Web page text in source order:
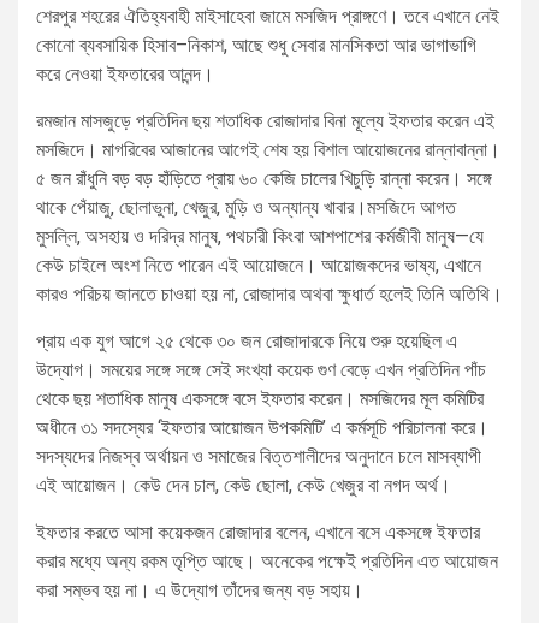
শেরপুর শহরের ঐতিহ্যবাহী মাইসাহেবা জামে মসজিদ প্রাঙ্গণে। তবে এখানে নেই
কোনো ব্যবসায়িক হিসাব–নিকাশ, আছে শুধু সেবার মানসিকতা আর ভাগাভাগি
করে নেওয়া ইফতারের আনন্দ।
রমজান মাসজুড়ে প্রতিদিন ছয় শতাধিক রোজাদার বিনা মূল্যে ইফতার করেন এই
মসজিদে। মাগরিবের আজানের আগেই শেষ হয় বিশাল আয়োজনের রান্নাবান্না।
৫ জন রাঁধুনি বড় বড় হাঁড়িতে প্রায় ৬০ কেজি চালের খিচুড়ি রান্না করেন। সঙ্গে
থাকে পেঁয়াজু, ছোলাভুনা, খেজুর, মুড়ি ও অন্যান্য খাবার।মসজিদে আগত
মুসল্লি, অসহায় ও দরিদ্র মানুষ, পথচারী কিংবা আশপাশের কর্মজীবী মানুষ—যে
কেউ চাইলে অংশ নিতে পারেন এই আয়োজনে। আয়োজকদের ভাষ্য, এখানে
কারও পরিচয় জানতে চাওয়া হয় না, রোজাদার অথবা ক্ষুধার্ত হলেই তিনি অতিথি।
প্রায় এক যুগ আগে ২৫ থেকে ৩০ জন রোজাদারকে নিয়ে শুরু হয়েছিল এ
উদ্যোগ। সময়ের সঙ্গে সঙ্গে সেই সংখ্যা কয়েক গুণ বেড়ে এখন প্রতিদিন পাঁচ
থেকে ছয় শতাধিক মানুষ একসঙ্গে বসে ইফতার করেন। মসজিদের মূল কমিটির
অধীনে ৩১ সদস্যের ‘ইফতার আয়োজন উপকমিটি’ এ কর্মসূচি পরিচালনা করে।
সদস্যদের নিজস্ব অর্থায়ন ও সমাজের বিত্তশালীদের অনুদানে চলে মাসব্যাপী
এই আয়োজন। কেউ দেন চাল, কেউ ছোলা, কেউ খেজুর বা নগদ অর্থ।
ইফতার করতে আসা কয়েকজন রোজাদার বলেন, এখানে বসে একসঙ্গে ইফতার
করার মধ্যে অন্য রকম তৃপ্তি আছে। অনেকের পক্ষেই প্রতিদিন এত আয়োজন
করা সম্ভব হয় না। এ উদ্যোগ তাঁদের জন্য বড় সহায়।